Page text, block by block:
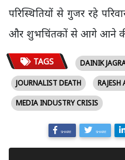
परिस्थितियों से गुजर रहे
और शुभचिंतकों से आगे आने की
TAGS DAINIK
JOURNALIST DEATH
MEDIA INDUSTRY CRISIS
SHARE SHARE